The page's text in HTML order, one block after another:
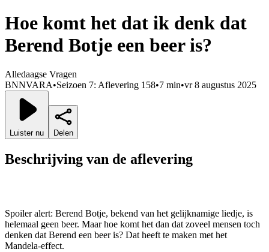
Hoe komt het dat ik denk dat
Berend Botje een beer is?
Alledaagse Vragen
BNNVARA•Seizoen 7: Aflevering 158•7 min•vr 8 augustus 2025
Luister nu Delen
Beschrijving van de aflevering
Spoiler alert: Berend Botje, bekend van het gelijknamige liedje, is
helemaal geen beer. Maar hoe komt het dan dat zoveel mensen toch
denken dat Berend een beer is? Dat heeft te maken met het
Mandela-effect.